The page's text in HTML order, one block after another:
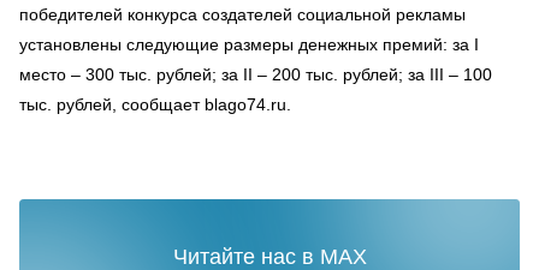
победителей конкурса создателей социальной рекламы
установлены следующие размеры денежных премий: за I
место – 300 тыс. рублей; за II – 200 тыс. рублей; за III – 100
тыс. рублей, сообщает blago74.ru.
Читайте нас в MAX